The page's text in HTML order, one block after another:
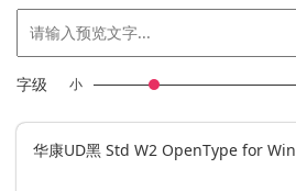
字级 小
华康UD黑 Std W2 OpenType for Win